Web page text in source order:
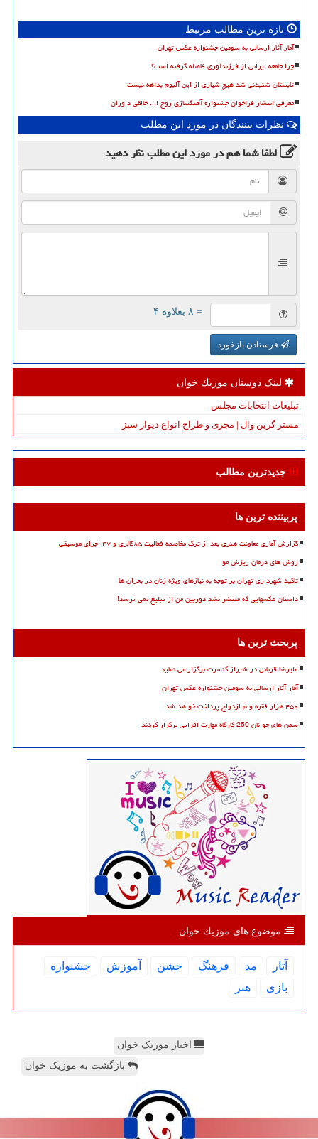
تازه ترین مطالب مرتبط
آمار آثار ارسالی به سومین جشنواره عکس تهران
چرا جامعه ایرانی از فرزندآوری فاصله گرفته است؟
تابستان شنیدنی شد هیچ شیاری از این آلبوم بداهه نیست
معرفی انتشار فراخوان جشنواره آهنگسازی روح ا... خالقی داوران
نظرات بینندگان در مورد این مطلب
لطفا شما همدر مورد این مطلبنظر دهید
= ۸ بعلاوه ۴
فرستادن بازخورد
لینک دوستان موزیك خوان
تبلیغات انتخابات مجلس
مستر گرین وال | مجری و طراح انواع دیوار سبز
جدیدترین مطالب
پربیننده ترین ها
گزارش آماری معاونت هنری بعد از ترک مخاصمه فعالیت ۸۵گالری و ۴۷ اجرای موسیقی
روش های درمان ریزش مو
تاکید شهرداری تهران بر توجه به نیازهای ویژه زنان در بحران ها
داستان عکسهایی که منتشر نشد دوربین من از تبلیغ نمی ترسد!
پربحث ترین ها
علیرضا قربانی در شیراز کنسرت برگزار می نماید
آمار آثار ارسالی به سومین جشنواره عکس تهران
۴۵۰ هزار فقره وام ازدواج پرداخت خواهد شد
سمن های جوانان 250 کارگاه مهارت افزایی برگزار کردند
موضوع های موزیك خوان
آثار مد فرهنگ جشن آموزش
جشنواره
بازی
هنر
اخبار موزیک خوان
بازگشت به موزیک خوان